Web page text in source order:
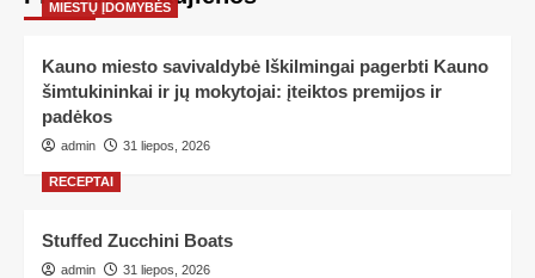
MIESTŲ ĮDOMYBĖS
Kauno miesto savivaldybė Iškilmingai pagerbti Kauno
šimtukininkai ir jų mokytojai: įteiktos premijos ir
padėkos
admin 31 liepos, 2026
RECEPTAI
Stuffed Zucchini Boats
admin 31 liepos, 2026